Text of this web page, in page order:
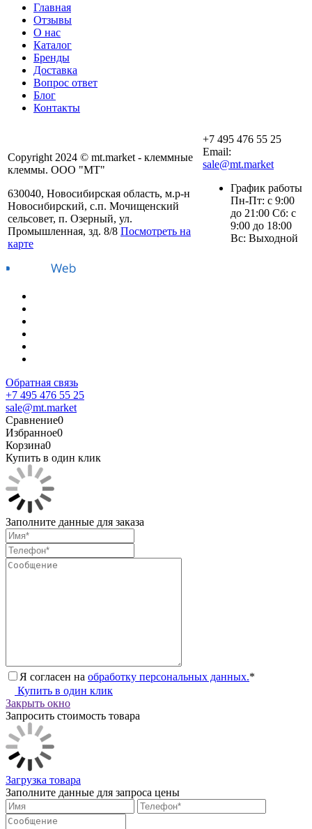
Главная
Отзывы
О нас
Каталог
Бренды
Доставка
Вопрос ответ
Блог
Контакты
Copyright 2024 © mt.market - клеммные
клеммы. ООО "МТ"
630040, Новосибирская область, м.р-н
Новосибирский, с.п. Мочищенский
сельсовет, п. Озерный, ул.
Промышленная, зд. 8/8 Посмотреть на
карте
+7 495 476 55 25
Email:
sale@mt.market
График работы
Пн-Пт: с 9:00
до 21:00 Сб: с
9:00 до 18:00
Вс: Выходной
Обратная связь
+7 495 476 55 25
sale@mt.market
Сравнение0
Избранное0
Корзина0
Купить в один клик
Заполните данные для заказа
Я согласен на обработку персональных данных.*
Купить в один клик
Закрыть окно
Запросить стоимость товара
Загрузка товара
Заполните данные для запроса цены